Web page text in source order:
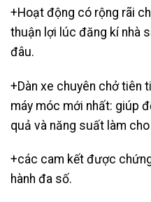
+Hoạt động có rộng rãi
thuận lợi lúc đăng kí nhà
đâu.
+Dàn xe chuyên chở tiên
máy móc mới nhất: giúp
quả và năng suất làm
+các cam kết được
hành đa số.